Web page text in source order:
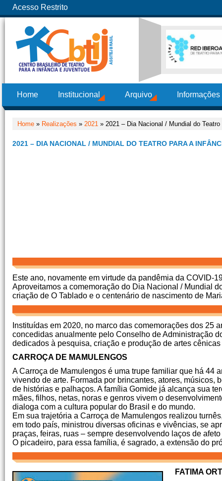
Acesso Restrito
Home Institucional Arquivo
Home » Realizações » 2021 » 2021 – Dia Nacional / Mundial do
2021 – DIA NACIONAL / MUNDIAL DO TEATRO PARA A
Este ano, novamente em virtude da pandêmia da COVID-
Aproveitamos a comemoração do Dia Nacional / Mundial
criação de O Tablado e o centenário de nascimento de
Instituídas em 2020, no marco das comemorações dos
concedidas anualmente pelo Conselho de Administração
dedicados à pesquisa, criação e produção de artes
CARROÇA DE MAMULENGOS
A Carroça de Mamulengos é uma trupe familiar que há 44
vivendo de arte. Formada por brincantes, atores, músicos,
de histórias e palhaços. A família Gomide já alcança sua
mães, filhos, netas, noras e genros vivem o
dialoga com a cultura popular do Brasil e do mundo.
Em sua trajetória a Carroça de Mamulengos realizou
em todo país, ministrou diversas oficinas e vivências, se
praças, feiras, ruas – sempre desenvolvendo laços de
O picadeiro, para essa família, é sagrado, a extensão do
FATIMA